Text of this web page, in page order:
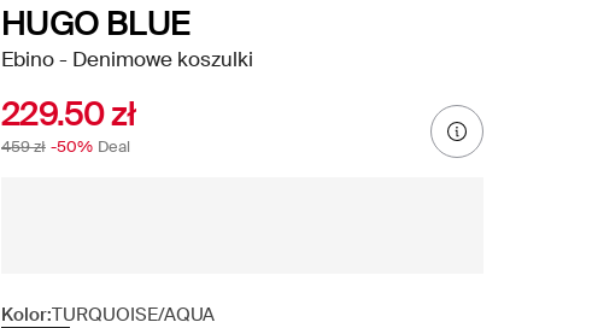
HUGO BLUE
Ebino - Denimowe koszulki
229.50 zł
459 zł -50% Deal
Kolor:TURQUOISE/AQUA